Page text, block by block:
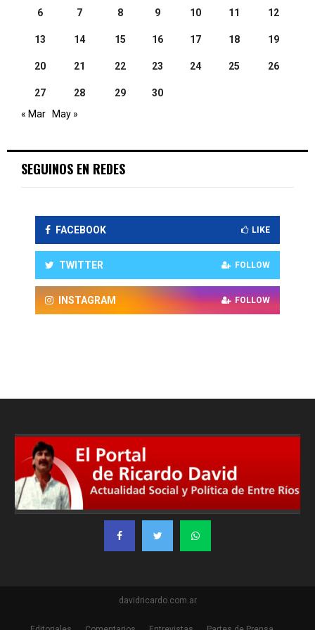
6 7 8 9 10 11 12
13 14 15 16 17 18 19
20 21 22 23 24 25 26
27 28 29
30
« Mar
May »
SEGUINOS EN REDES
FACEBOOK LIKE
TWITTER FOLLOW
INSTAGRAM FOLLOW
davidricardo.com.ar